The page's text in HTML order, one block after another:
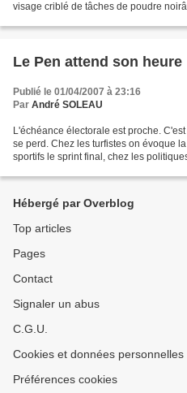
visage criblé de tâches de poudre
Le Pen attend son heure
Publié le 01/04/2007 à 23:16
Par André SOLEAU
L'échéance électorale est proche.
se perd. Chez les turfistes on évoque
sportifs le sprint final, chez les
Hébergé par Overblog
Top articles
Pages
Contact
Signaler un abus
C.G.U.
Cookies et données personnelles
Préférences cookies